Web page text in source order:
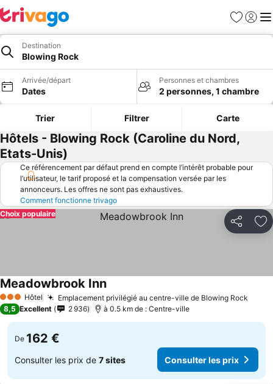
Favoris
Se
Destination
Blowing Rock
Arrivée/départ
Dates
Personnes et chambres
2 personnes, 1 chambre
Trier Filtrer Carte
Hôtels - Blowing Rock (Caroline du Nord,
Etats-Unis)
Ce référencement par défaut prend en compte l’intérêt probable pour
l’utilisateur, le tarif proposé et la compensation versée par les
annonceurs. Les offres ne sont pas exhaustives.
Comment fonctionne trivago
Partager
Choix populaire
3 ÉtoilesHôtel Emplacement privilégié au centre-ville de Blowing Rock
Meadowbrook InnConsulter les prix
8,5 Excellent 2 936 à 0.5 km de : Centre-ville
De 162 €
Consulter les prix de 7 sites Consulter les prix